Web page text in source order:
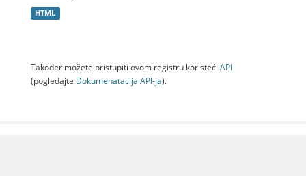
HTML
Također možete pristupiti ovom registru koristeći API
(pogledajte Dokumenаtаcijа API-jа).